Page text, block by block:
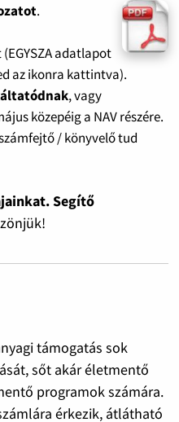
.
adatlapot
az ikonra kattintva).
, vagy
közepéig a NAV részére.
/ könyvelő tud
Segítő
támogatás sok
sőt akár életmentő
programok számára.
érkezik, átlátható